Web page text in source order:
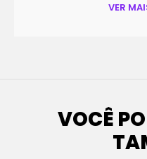
VER
VOCÊ